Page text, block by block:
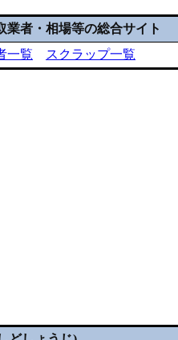
業者・相場等の総合サイト
一覧 スクラップ一覧